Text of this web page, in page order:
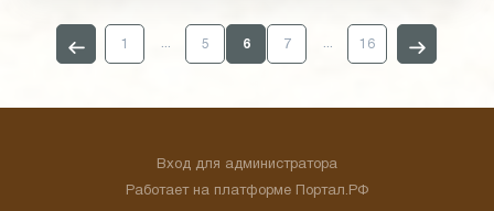
1 ... 5 6 7 ... 16
Вход для администратора
Работает на платформе
Портал.РФ